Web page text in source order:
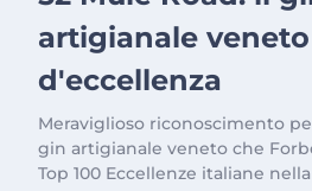
artigianale veneto
d'eccellenza
Meraviglioso riconoscimento
gin artigianale veneto che
Top 100 Eccellenze italiane